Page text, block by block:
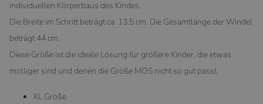
individuellen Körperbaus des Kindes.
Die Breite im Schritt beträgt ca. 13,5 cm. Die Gesamtlänge der Windel
beträgt 44 cm.
Diese Größe ist die ideale Lösung für größere Kinder, die etwas
molliger sind und denen die Größe MOS nicht so gut passt.
XL Größe